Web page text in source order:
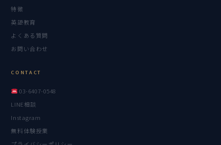
特徴
英語教育
よくある質問
お問い合わせ
CONTACT
03-6407-0548
LINE相談
Instagram
無料体験授業